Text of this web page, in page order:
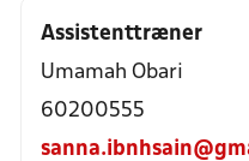
Assistenttræner
Umamah Obari
60200555